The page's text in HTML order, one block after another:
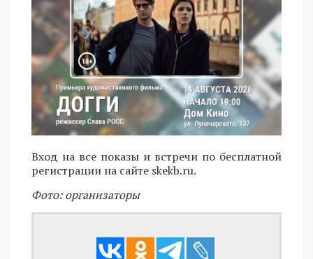
Вход на все показы и встречи по бесплатной
регистрации на сайте skekb.ru.
Фото: организаторы